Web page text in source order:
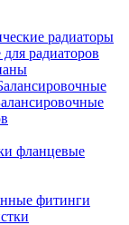
радиаторы
радиаторов
фланцевые
фитинги